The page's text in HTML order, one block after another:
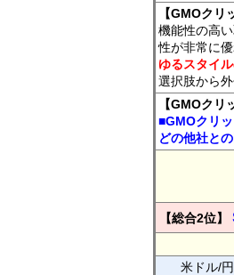
【GMOクリ
機能性の高
性が非常に
ゆるスタイ
選択肢から
【GMOクリ
■GMOクリ
どの他社と
【総合2位】
米ドル/